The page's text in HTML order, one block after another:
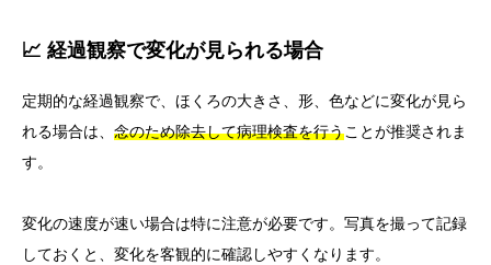
📈 経過観察で変化が見られる場合
定期的な経過観察で、ほくろの大きさ、形、色などに変化が見ら
れる場合は、 念のため除去して病理検査を行うことが推奨されま
す。
変化の速度が速い場合は特に注意が必要です。写真を撮って記録
しておくと、変化を客観的に確認しやすくなります。